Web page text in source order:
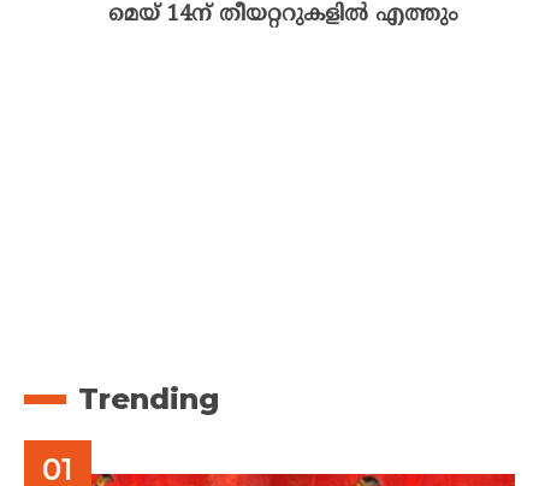
മെയ് 14ന് തീയറ്ററുകളിൽ എത്തും
Trending